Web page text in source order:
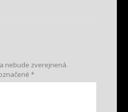
nebude zverejnená.
*